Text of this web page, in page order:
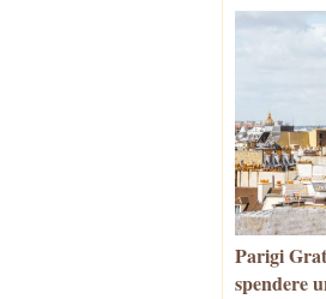
Parigi
spendere